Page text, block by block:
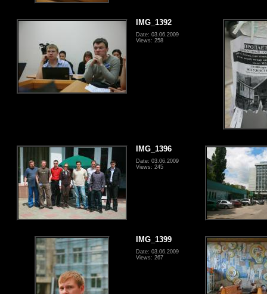
IMG_1392
Date: 03.06.2009
Views: 258
IMG_1396
Date: 03.06.2009
Views: 245
IMG_1399
Date: 03.06.2009
Views: 267